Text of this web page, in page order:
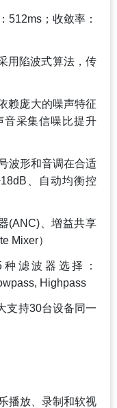
512ms；收敛率：
用陷波式算法，传
赖庞大的噪声特征
音采集信噪比提升
波形和音调在合适
、自动均衡控
(ANC)、增益共享
Mixer）
滤波器选择：
Highpass
支持30台设备同一
播放、录制和软视